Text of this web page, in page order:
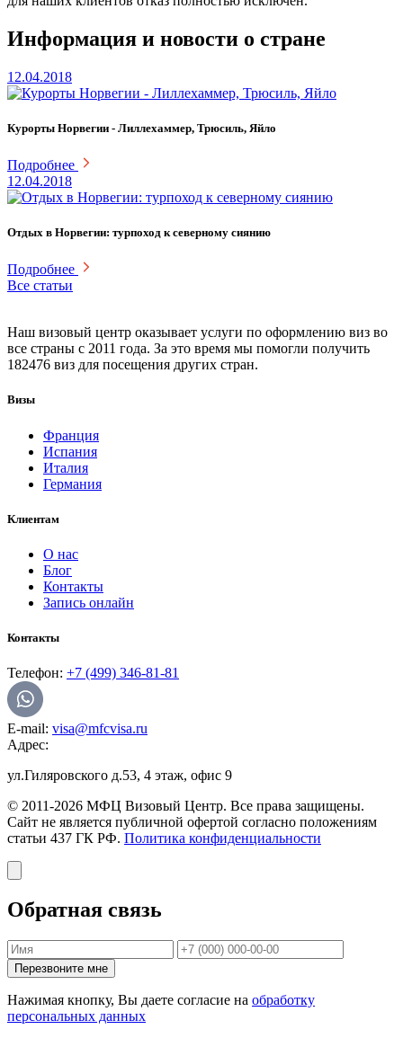
Информация и новости о стране
12.04.2018
Курорты Норвегии - Лиллехаммер, Трюсиль, Яйло
Подробнее
12.04.2018
Отдых в Норвегии: турпоход к северному сиянию
Подробнее
Все статьи
Наш визовый центр оказывает услуги по оформлению виз во
все страны с 2011 года. За это время мы помогли получить
182476 виз для посещения других стран.
Визы
Франция
Испания
Италия
Германия
Клиентам
О нас
Блог
Контакты
Запись онлайн
Контакты
Телефон: +7 (499) 346-81-81
E-mail: visa@mfcvisa.ru
Адрес:
ул.Гиляровского д.53, 4 этаж, офис 9
© 2011-2026 МФЦ Визовый Центр. Все права защищены.
Сайт не является публичной офертой согласно положениям
статьи 437 ГК РФ. Политика конфиденциальности
Обратная связь
Перезвоните мне
Нажимая кнопку, Вы даете согласие на обработку
персональных данных